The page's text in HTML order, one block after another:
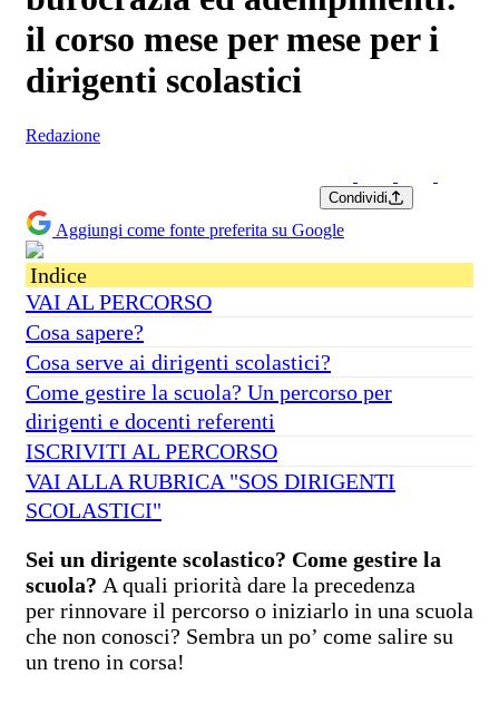
il corso mese per mese per i
dirigenti scolastici
Redazione
Condividi
Aggiungi come fonte preferita su Google
Indice
VAI AL PERCORSO
Cosa sapere?
Cosa serve ai dirigenti scolastici?
Come gestire la scuola? Un percorso per
dirigenti e docenti referenti
ISCRIVITI AL PERCORSO
VAI ALLA RUBRICA "SOS DIRIGENTI
SCOLASTICI"
Sei un dirigente scolastico? Come gestire la
scuola? A quali priorità dare la precedenza
per rinnovare il percorso o iniziarlo in una scuola
che non conosci? Sembra un po’ come salire su
un treno in corsa!